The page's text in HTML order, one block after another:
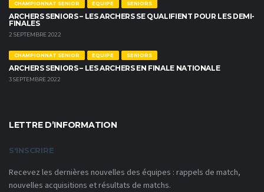
CHAMPIONNAT SENIOR EQUIPE SENIORS
ARCHERS SENIORS – LES ARCHERS SE QUALIFIENT POUR LES DEMI-
FINALES
2 SEPTEMBRE 2022
CHAMPIONNAT SENIOR EQUIPE SENIORS
ARCHERS SENIORS – LES ARCHERS EN FINALE NATIONALE
3 SEPTEMBRE 2022
LETTRE D’INFORMATION
S'INSCRIRE
Recevez les dernières nouvelles des équipes : rappels de match,
nouvelles acquisitions et résultats de matchs.